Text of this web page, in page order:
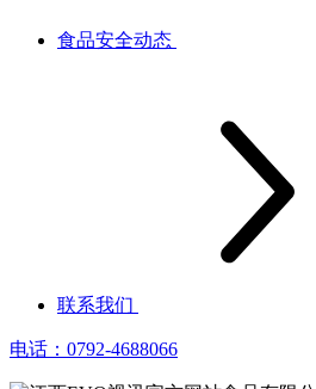
食品安全动态
联系我们
电话：0792-4688066